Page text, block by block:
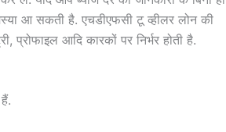
आ सकती है. एचडीएफसी टू व्हीलर लोन की
आदि कारकों पर निर्भर होती है.